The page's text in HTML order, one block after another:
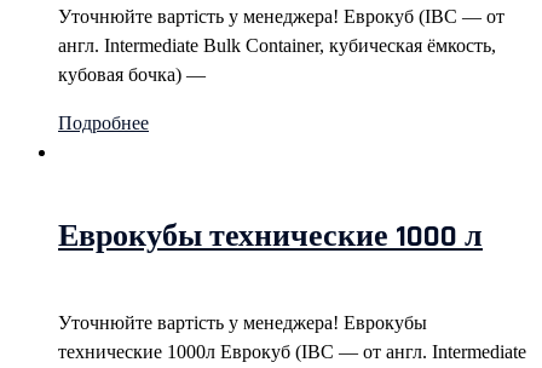
Уточнюйте вартість у менеджера! Еврокуб (IBC — от
англ. Intermediate Bulk Container, кубическая ёмкость,
кубовая бочка) —
Подробнее
Еврокубы технические 1000 л
Уточнюйте вартість у менеджера! Еврокубы
технические 1000л Еврокуб (IBC — от англ. Intermediate